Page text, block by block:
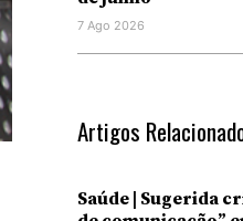
7 Ago 2026
Artigos
Saúde | Sugerida